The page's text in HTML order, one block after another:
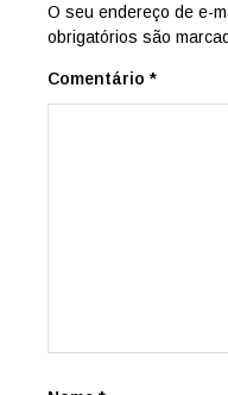
O seu endereço de e-
obrigatórios são
Comentário *